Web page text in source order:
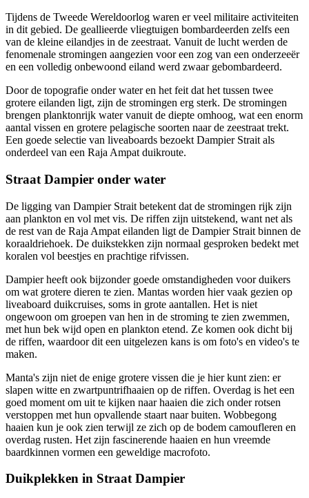
Tijdens de Tweede Wereldoorlog waren er veel militaire activiteiten
in dit gebied. De geallieerde vliegtuigen bombardeerden zelfs een
van de kleine eilandjes in de zeestraat. Vanuit de lucht werden de
fenomenale stromingen aangezien voor een zog van een onderzeeër
en een volledig onbewoond eiland werd zwaar gebombardeerd.
Door de topografie onder water en het feit dat het tussen twee
grotere eilanden ligt, zijn de stromingen erg sterk. De stromingen
brengen planktonrijk water vanuit de diepte omhoog, wat een enorm
aantal vissen en grotere pelagische soorten naar de zeestraat trekt.
Een goede selectie van liveaboards bezoekt Dampier Strait als
onderdeel van een Raja Ampat duikroute.
Straat Dampier onder water
De ligging van Dampier Strait betekent dat de stromingen rijk zijn
aan plankton en vol met vis. De riffen zijn uitstekend, want net als
de rest van de Raja Ampat eilanden ligt de Dampier Strait binnen de
koraaldriehoek. De duikstekken zijn normaal gesproken bedekt met
koralen vol beestjes en prachtige rifvissen.
Dampier heeft ook bijzonder goede omstandigheden voor duikers
om wat grotere dieren te zien. Mantas worden hier vaak gezien op
liveaboard duikcruises, soms in grote aantallen. Het is niet
ongewoon om groepen van hen in de stroming te zien zwemmen,
met hun bek wijd open en plankton etend. Ze komen ook dicht bij
de riffen, waardoor dit een uitgelezen kans is om foto's en video's te
maken.
Manta's zijn niet de enige grotere vissen die je hier kunt zien: er
slapen witte en zwartpuntrifhaaien op de riffen. Overdag is het een
goed moment om uit te kijken naar haaien die zich onder rotsen
verstoppen met hun opvallende staart naar buiten. Wobbegong
haaien kun je ook zien terwijl ze zich op de bodem camoufleren en
overdag rusten. Het zijn fascinerende haaien en hun vreemde
baardkinnen vormen een geweldige macrofoto.
Duikplekken in Straat Dampier